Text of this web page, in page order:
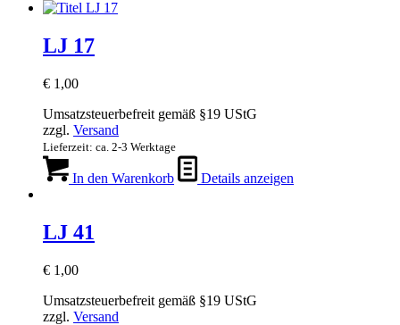
LJ 17
€ 1,00
Umsatzsteuerbefreit gemäß §19 UStG
zzgl. Versand
Lieferzeit: ca. 2-3 Werktage
In den Warenkorb Details anzeigen
LJ 41
€ 1,00
Umsatzsteuerbefreit gemäß §19 UStG
zzgl. Versand